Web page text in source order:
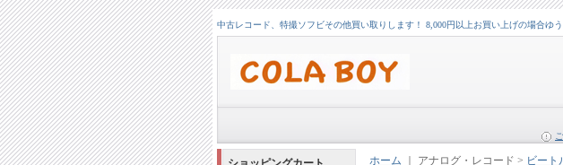
中古レコード、特撮ソフビその他買い取りします！ 8,000円以上お買い上げの場合ゆ
ホーム ｜ アナログ・レコード > ビート